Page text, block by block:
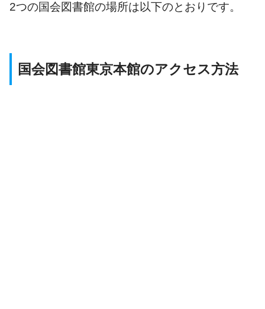
2つの国会図書館の場所は以下のとおりです。
国会図書館東京本館のアクセス方法